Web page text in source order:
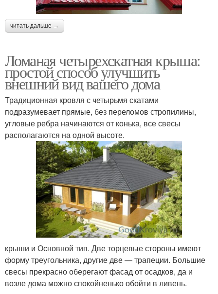
читать дальше →
Ломаная четырехскатная крыша:
простой способ улучшить
внешний вид вашего дома
Традиционная кровля с четырьмя скатами
подразумевает прямые, без переломов стропилины,
угловые ребра начинаются от конька, все свесы
располагаются на одной высоте.
крыши и Основной тип. Две торцевые стороны имеют
форму треугольника, другие две — трапеции. Большие
свесы прекрасно оберегают фасад от осадков, да и
возле дома можно спокойненько обойти в ливень.